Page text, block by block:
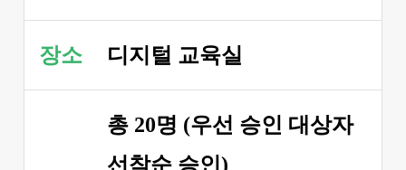
장소 디지털 교육실
총 20명 (우선 승인 대상자
선착순 승인)